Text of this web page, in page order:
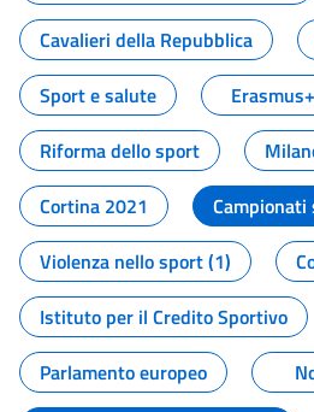
Cavalieri della Repubblica
Sport e salute
Erasmus+
Riforma dello sport
Cortina 2021
Violenza nello sport (1)
Istituto per il Credito Sportivo
Parlamento europeo